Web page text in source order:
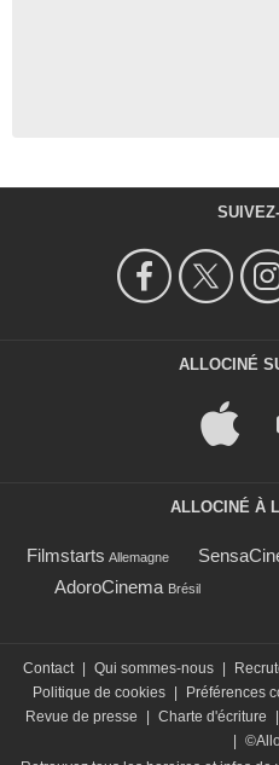
ALLOCINÉ
ALLOCINÉ À
Filmstarts Allemagne
AdoroCinema Brésil
Contact | Qui sommes-nous |
Politique de cookies | Préférences
Revue de presse
| Charte d'écriture |
|